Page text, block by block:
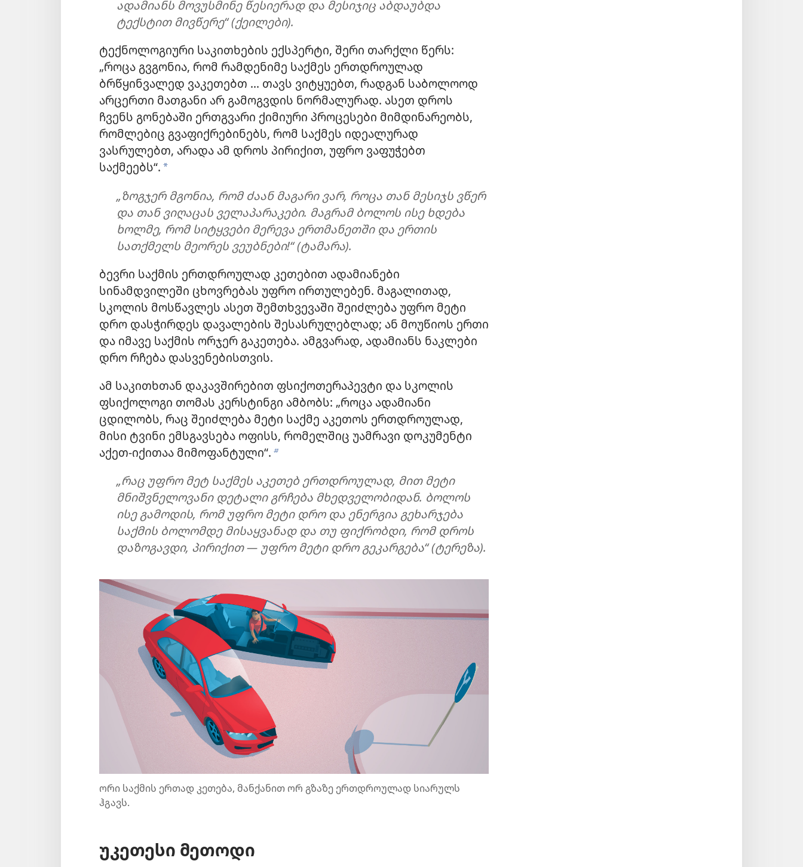
ადამიანს მოვუსმინე წესიერად და მესიჯიც აბდაუბდა
ტექსტით მივწერე“ (ქეილები).
ტექნოლოგიური საკითხების ექსპერტი, შერი თარქლი წერს:
„როცა გვგონია, რომ რამდენიმე საქმეს ერთდროულად
ბრწყინვალედ ვაკეთებთ ... თავს ვიტყუებთ, რადგან საბოლოოდ
არცერთი მათგანი არ გამოგვდის ნორმალურად. ასეთ დროს
ჩვენს გონებაში ერთგვარი ქიმიური პროცესები მიმდინარეობს,
რომლებიც გვაფიქრებინებს, რომ საქმეს იდეალურად
ვასრულებთ, არადა ამ დროს პირიქით, უფრო ვაფუჭებთ
საქმეებს“. a
„ზოგჯერ მგონია, რომ ძაან მაგარი ვარ, როცა თან მესიჯს ვწერ
და თან ვიღაცას ველაპარაკები. მაგრამ ბოლოს ისე ხდება
ხოლმე, რომ სიტყვები მერევა ერთმანეთში და ერთის
სათქმელს მეორეს ვეუბნები!“ (ტამარა).
ბევრი საქმის ერთდროულად კეთებით ადამიანები
სინამდვილეში ცხოვრებას უფრო ირთულებენ. მაგალითად,
სკოლის მოსწავლეს ასეთ შემთხვევაში შეიძლება უფრო მეტი
დრო დასჭირდეს დავალების შესასრულებლად; ან მოუწიოს ერთი
და იმავე საქმის ორჯერ გაკეთება. ამგვარად, ადამიანს ნაკლები
დრო რჩება დასვენებისთვის.
ამ საკითხთან დაკავშირებით ფსიქოთერაპევტი და სკოლის
ფსიქოლოგი თომას კერსტინგი ამბობს: „როცა ადამიანი
ცდილობს, რაც შეიძლება მეტი საქმე აკეთოს ერთდროულად,
მისი ტვინი ემსგავსება ოფისს, რომელშიც უამრავი დოკუმენტი
აქეთ-იქითაა მიმოფანტული“. b
„რაც უფრო მეტ საქმეს აკეთებ ერთდროულად, მით მეტი
მნიშვნელოვანი დეტალი გრჩება მხედველობიდან. ბოლოს
ისე გამოდის, რომ უფრო მეტი დრო და ენერგია გეხარჯება
საქმის ბოლომდე მისაყვანად და თუ ფიქრობდი, რომ დროს
დაზოგავდი, პირიქით — უფრო მეტი დრო გეკარგება“ (ტერეზა).
ორი საქმის ერთად კეთება, მანქანით ორ გზაზე ერთდროულად სიარულს
ჰგავს.
უკეთესი მეთოდი